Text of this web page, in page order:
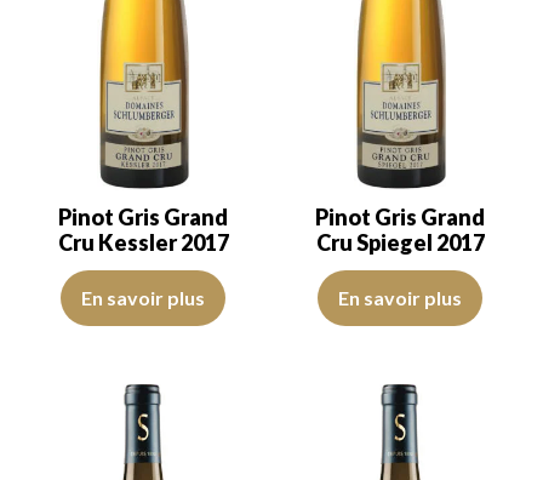
Pinot Gris Grand
Cru Kessler 2017
La robe est jaune citron avec des reflets clairs, d’intensité
En savoir plus
Pinot Gris Grand
Cru Spiegel 2017
La robe est jaune paille avec
En savoir plus